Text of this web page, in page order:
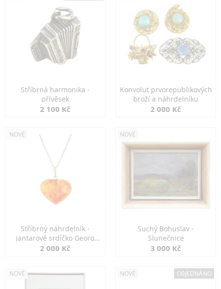
Stříbrná harmonika -
přívěsek
2 100 Kč
Konvolut prvorepublikových
broží a náhrdelníku
2 000 Kč
NOVÉ
Stříbrný náhrdelník -
jantarové srdíčko Georg
Kramer
2 000 Kč
NOVÉ
Suchý Bohuslav -
Slunečnice
3 000 Kč
NOVÉ NOVÉ OBJEDNÁNO